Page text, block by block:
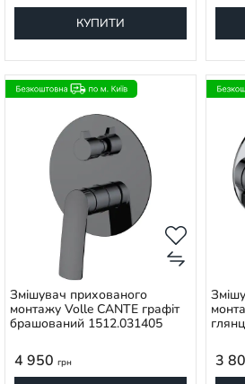
КУПИТИ
Змішувач прихованого
монтажу Volle CANTE графіт
брашований 1512.031405
4 950 грн 3